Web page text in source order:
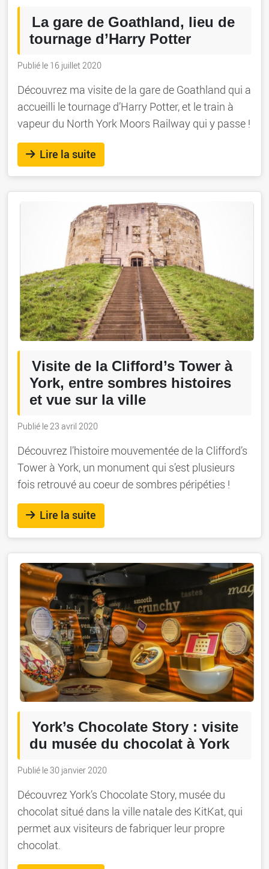
La gare de Goathland, lieu de
tournage d’Harry Potter
Publié le 16 juillet 2020
Découvrez ma visite de la gare de Goathland qui a
accueilli le tournage d’Harry Potter, et le train à
vapeur du North York Moors Railway qui y passe !
Lire la suite
Visite de la Clifford’s Tower à
York, entre sombres histoires
et vue sur la ville
Publié le 23 avril 2020
Découvrez l’histoire mouvementée de la Clifford’s
Tower à York, un monument qui s’est plusieurs
fois retrouvé au coeur de sombres péripéties !
Lire la suite
York’s Chocolate Story : visite
du musée du chocolat à York
Publié le 30 janvier 2020
Découvrez York’s Chocolate Story, musée du
chocolat situé dans la ville natale des KitKat, qui
permet aux visiteurs de fabriquer leur propre
chocolat.